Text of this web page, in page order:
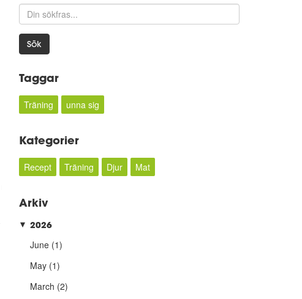
Sök
Taggar
Träning unna sig
Kategorier
Recept Träning Djur Mat
Arkiv
► 2026
June (1)
May (1)
March (2)